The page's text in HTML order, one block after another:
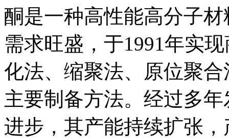
酮是一种高性能高分子
需求旺盛，于1991年实
化法、缩聚法、原位聚
主要制备方法。经过多
进步，其产能持续扩张